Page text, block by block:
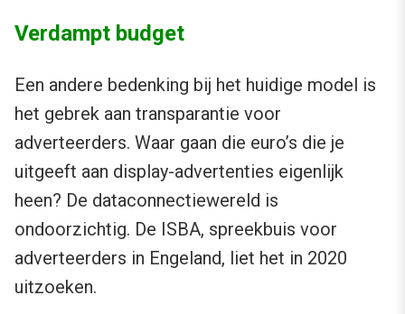
Verdampt budget
Een andere bedenking bij het huidige model is
het gebrek aan transparantie voor
adverteerders. Waar gaan die euro’s die je
uitgeeft aan display-advertenties eigenlijk
heen? De dataconnectiewereld is
ondoorzichtig. De ISBA, spreekbuis voor
adverteerders in Engeland, liet het in 2020
uitzoeken.